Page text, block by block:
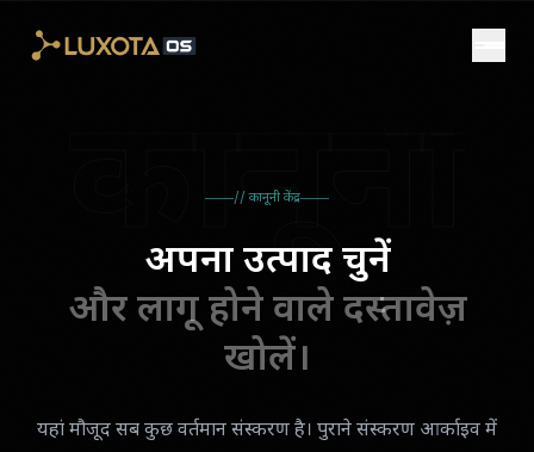
कानूनी
// कानूनी केंद्र
अपना उत्पाद चुनें
और लागू होने वाले दस्तावेज़
खोलें।
यहां मौजूद सब कुछ वर्तमान संस्करण है। पुराने संस्करण आर्काइव में